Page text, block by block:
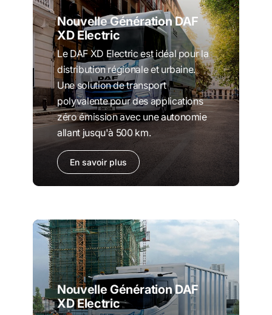
Nouvelle Génération DAF
XD Electric
Le DAF XD Electric est idéal pour la
distribution régionale et urbaine.
Une solution de transport
polyvalente pour des applications
zéro émission avec une autonomie
allant jusqu'à 500 km.
En savoir plus
Nouvelle Génération DAF
XD Electric